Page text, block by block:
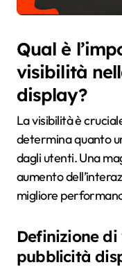
Qual è
visibilità
display?
La visibilità è
determina quanto
dagli utenti. Una
aumento
migliore
Definizione
pubblicità